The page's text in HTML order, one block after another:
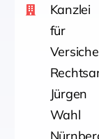
Kanzlei
für
Jürgen
Wahl